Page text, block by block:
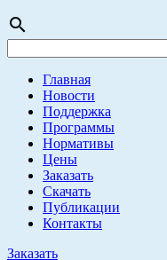
search
Главная
Новости
Поддержка
Программы
Нормативы
Цены
Заказать
Скачать
Публикации
Контакты
Заказать